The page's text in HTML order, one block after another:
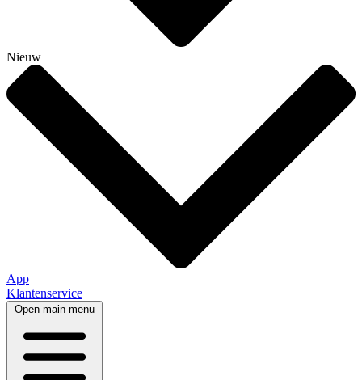
Nieuw
App
Klantenservice
Open main menu